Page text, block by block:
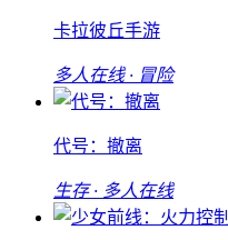
卡拉彼丘手游
多人在线 · 冒险
代号：撤离
生存 · 多人在线